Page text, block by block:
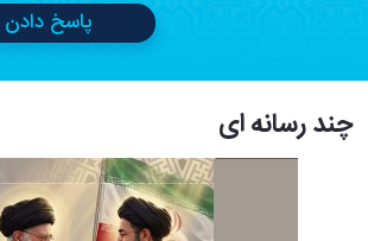
پاسخ دادن
چند رسانه ای